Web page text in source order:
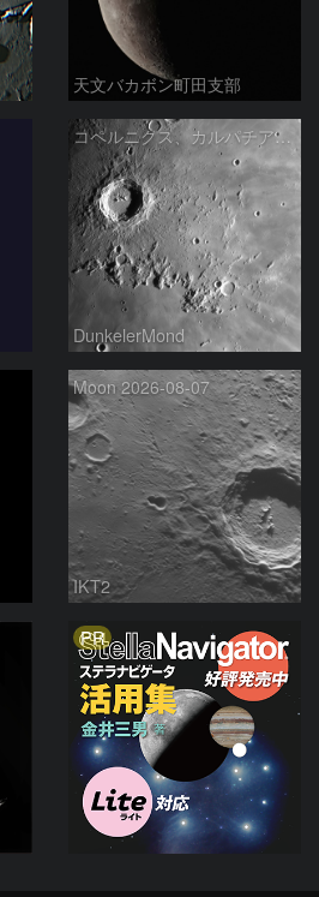
天文バカボン町田支部
コペルニクス、カルパチア山脈付近
DunkelerMond
Moon 2026-08-07
IKT2
PR